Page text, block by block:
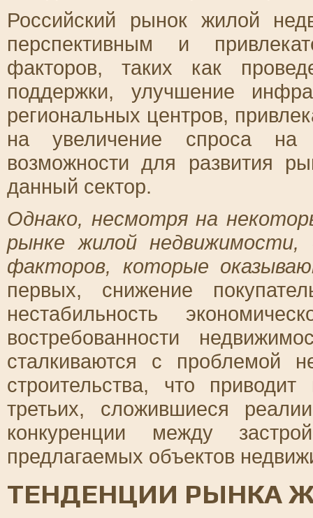
Российский рынок жилой
перспективным и
факторов, таких как
поддержки, улучшение
региональных центров,
на увеличение спроса
возможности для развития
данный сектор.
Однако, несмотря на
рынке жилой
факторов, которые
первых, снижение
нестабильность
востребованности
сталкиваются с проблемой
строительства, что
третьих, сложившиеся
конкуренции между
предлагаемых объектов
ТЕНДЕНЦИИ РЫНКА